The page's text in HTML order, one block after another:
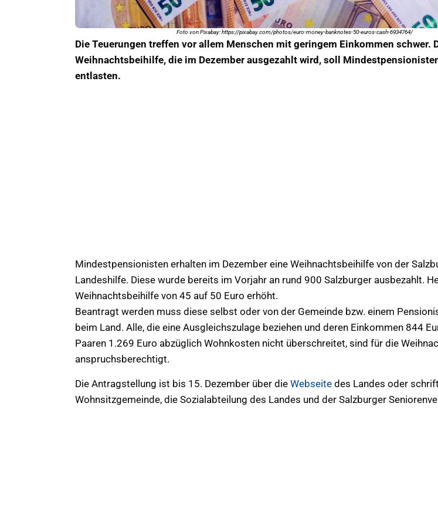
Foto von Pixabay: https://pixabay.com/photos/euro-money-banknotes-50-euros-cash-6934764/
Die Teuerungen treffen vor allem Menschen mit geringem Einkommen schwer.
Weihnachtsbeihilfe, die im Dezember ausgezahlt wird, soll
entlasten.
Mindestpensionisten erhalten im Dezember eine Weihnachtsbeihilfe von der
Landeshilfe. Diese wurde bereits im Vorjahr an rund 900 Salzburger ausbezahlt.
Weihnachtsbeihilfe von 45 auf 50 Euro erhöht.
Beantragt werden muss diese selbst oder von der Gemeinde bzw. einem
beim Land. Alle, die eine Ausgleichszulage beziehen und deren Einkommen 844
Paaren 1.269 Euro abzüglich Wohnkosten nicht überschreitet, sind für die
anspruchsberechtigt.
Die Antragstellung ist bis 15. Dezember über die Webseite des Landes oder
Wohnsitzgemeinde, die Sozialabteilung des Landes und der Salzburger